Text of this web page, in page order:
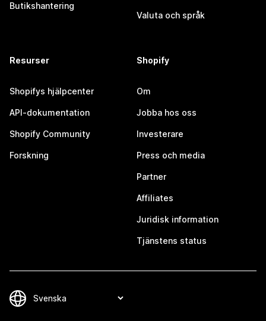
Butikshantering
Valuta och språk
Resurser
Shopifys hjälpcenter
API-dokumentation
Shopify Community
Forskning
Shopify
Om
Jobba hos oss
Investerare
Press och media
Partner
Affiliates
Juridisk information
Tjänstens status